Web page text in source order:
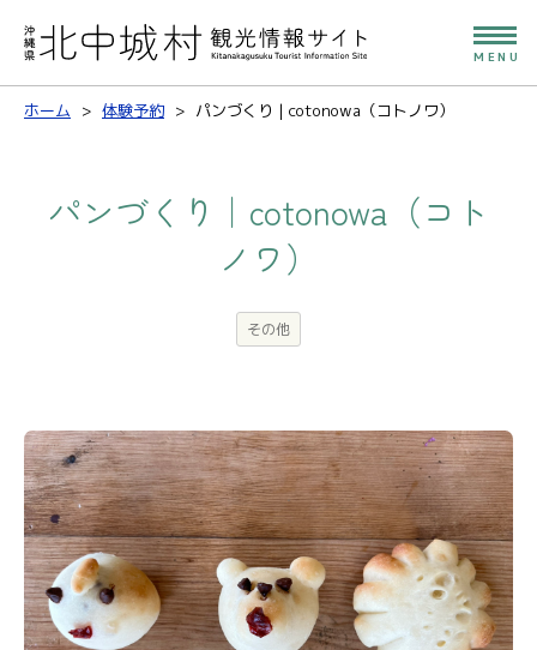
MENU
ホーム 体験予約 パンづくり｜cotonowa（コトノワ）
パンづくり｜cotonowa（コト
ノワ）
その他